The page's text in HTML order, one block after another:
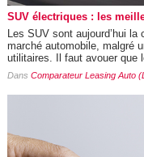
SUV électriques : les
Les SUV sont aujourd’hui
marché automobile, malgré
utilitaires. Il faut avouer que
Dans Comparateur Leasing Auto